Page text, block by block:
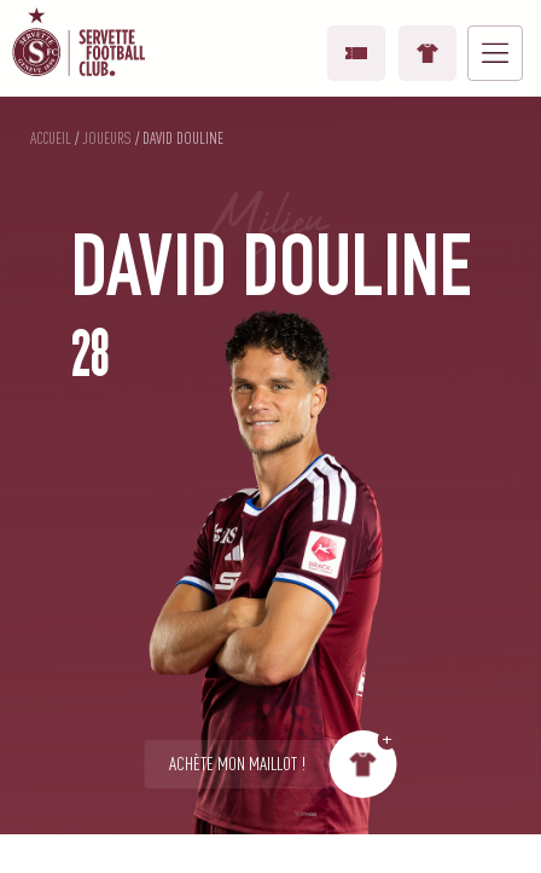
ACCUEIL / JOUEURS /DAVID DOULINE
Milieu
DAVID DOULINE
28
ACHÈTE MON MAILLOT !